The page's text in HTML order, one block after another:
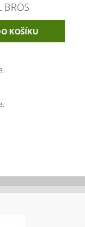
BROS